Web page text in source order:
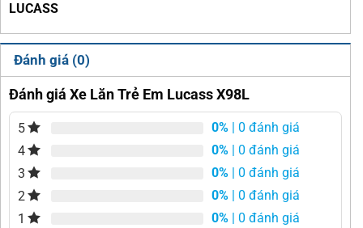
LUCASS
Đánh giá (0)
Đánh giá Xe Lăn Trẻ Em Lucass X98L
5 0% | 0 đánh giá
4
0% | 0 đánh giá
3
0% | 0 đánh giá
2
0% | 0 đánh giá
1
0% | 0 đánh giá